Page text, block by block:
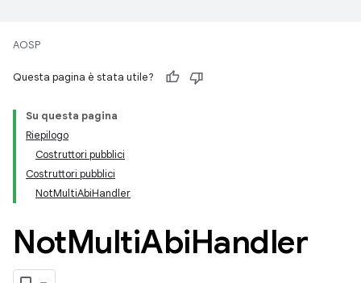
AOSP
Questa pagina è stata utile?
Su questa pagina
Riepilogo
Costruttori pubblici
Costruttori pubblici
NotMultiAbiHandler
NotMultiAbiHandler